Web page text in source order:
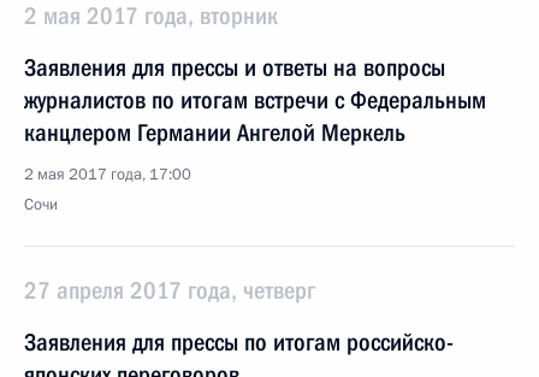
2 мая 2017 года, вторник
Заявления для прессы и ответы на вопросы
журналистов по итогам встречи с Федеральным
канцлером Германии Ангелой Меркель
2 мая 2017 года, 17:00
Сочи
27 апреля 2017 года, четверг
Заявления для прессы по итогам российско-